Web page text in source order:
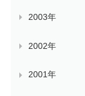
2003年
2002年
2001年